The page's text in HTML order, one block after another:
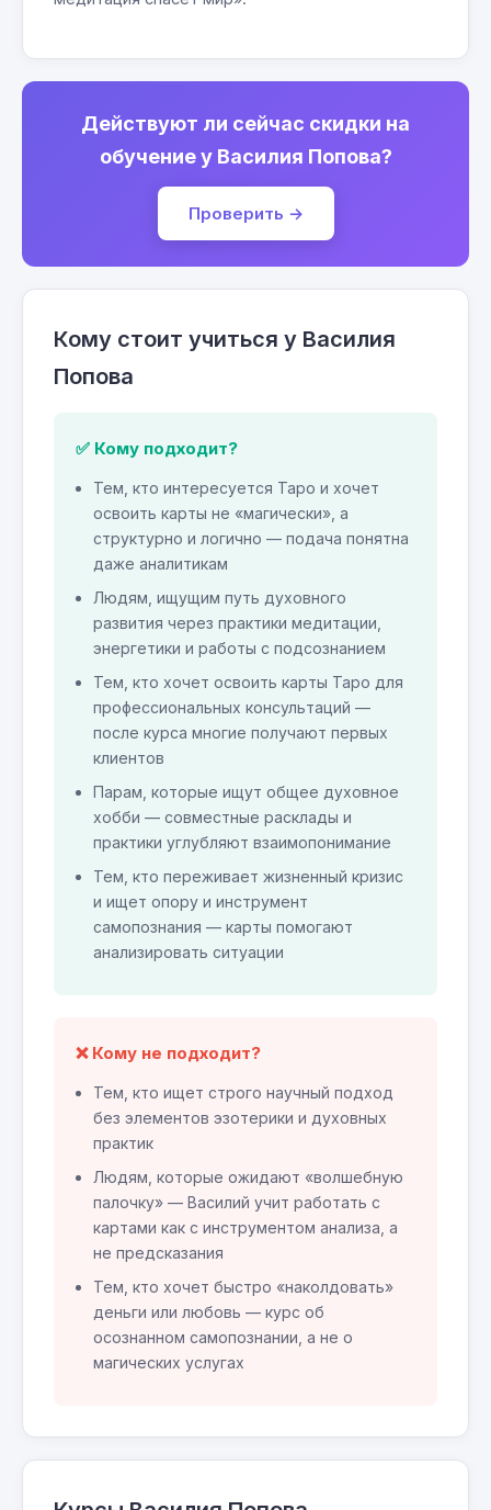
Действуют ли сейчас скидки на
обучение у Василия Попова?
Проверить →
Кому стоит учиться у Василия
Попова
✅ Кому подходит?
Тем, кто интересуется Таро и хочет
освоить карты не «магически», а
структурно и логично — подача понятна
даже аналитикам
Людям, ищущим путь духовного
развития через практики медитации,
энергетики и работы с подсознанием
Тем, кто хочет освоить карты Таро для
профессиональных консультаций —
после курса многие получают первых
клиентов
Парам, которые ищут общее духовное
хобби — совместные расклады и
практики углубляют взаимопонимание
Тем, кто переживает жизненный кризис
и ищет опору и инструмент
самопознания — карты помогают
анализировать ситуации
❌ Кому не подходит?
Тем, кто ищет строго научный подход
без элементов эзотерики и духовных
практик
Людям, которые ожидают «волшебную
палочку» — Василий учит работать с
картами как с инструментом анализа, а
не предсказания
Тем, кто хочет быстро «наколдовать»
деньги или любовь — курс об
осознанном самопознании, а не о
магических услугах